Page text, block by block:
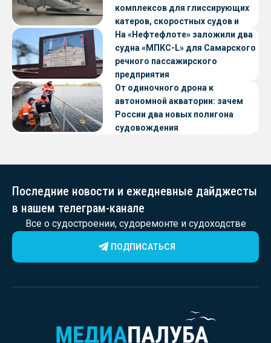
комплексов для глиссирующих
катеров, скоростных судов и
судов с малой осадкой
На «Нефтефлоте» заложили два
судна «МПКС-L» для Самарского
речного пассажирского
предприятия
От одиночного дрона к
автономной акватории: зачем
России два новых полигона
судовождения
Последние новости и ежедневные дайджесты
в нашем телеграм-канале
Все о судостроении, судоремонте и судоходстве
ПОДПИСАТЬСЯ